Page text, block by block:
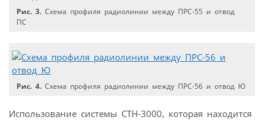
Рис. 3. Схема профиля радиолинии между ПРС-55 и отвод
ПС
Рис. 4. Схема профиля радиолинии между ПРС-56 и отвод Ю
Использование системы СТН-3000, которая находится